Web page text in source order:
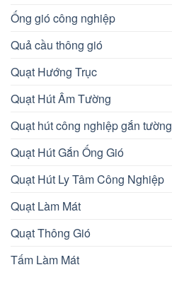
Ống gió công nghiệp
Quả cầu thông gió
Quạt Hướng Trục
Quạt Hút Âm Tường
Quạt hút công nghiệp gắn tường
Quạt Hút Gắn Ống Gió
Quạt Hút Ly Tâm Công Nghiệp
Quạt Làm Mát
Quạt Thông Gió
Tấm Làm Mát